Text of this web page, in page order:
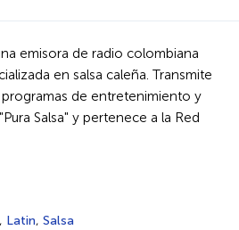
emisora de radio colombiana
en salsa caleña. Transmite
de entretenimiento y
Salsa" y pertenece a la Red
, Latin, Salsa